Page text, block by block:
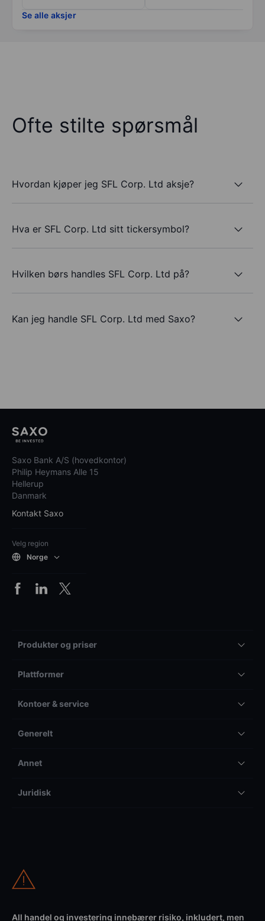
Se alle aksjer
Ofte stilte spørsmål
Hvordan kjøper jeg SFL Corp. Ltd aksje?
Hva er SFL Corp. Ltd sitt tickersymbol?
Hvilken børs handles SFL Corp. Ltd på?
Kan jeg handle SFL Corp. Ltd med Saxo?
Saxo Bank A/S (hovedkontor)
Philip Heymans Alle 15
Hellerup
Danmark
Kontakt Saxo
Velg region
Norge
Produkter og priser
Plattformer
Kontoer & service
Generelt
Annet
Juridisk
All handel og investering innebærer risiko, inkludert, men